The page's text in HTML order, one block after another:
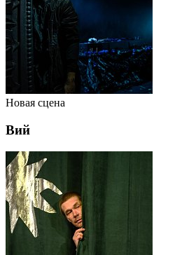
Новая сцена
Вий